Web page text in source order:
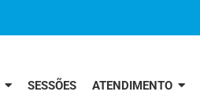
SESSÕES ATENDIMENTO